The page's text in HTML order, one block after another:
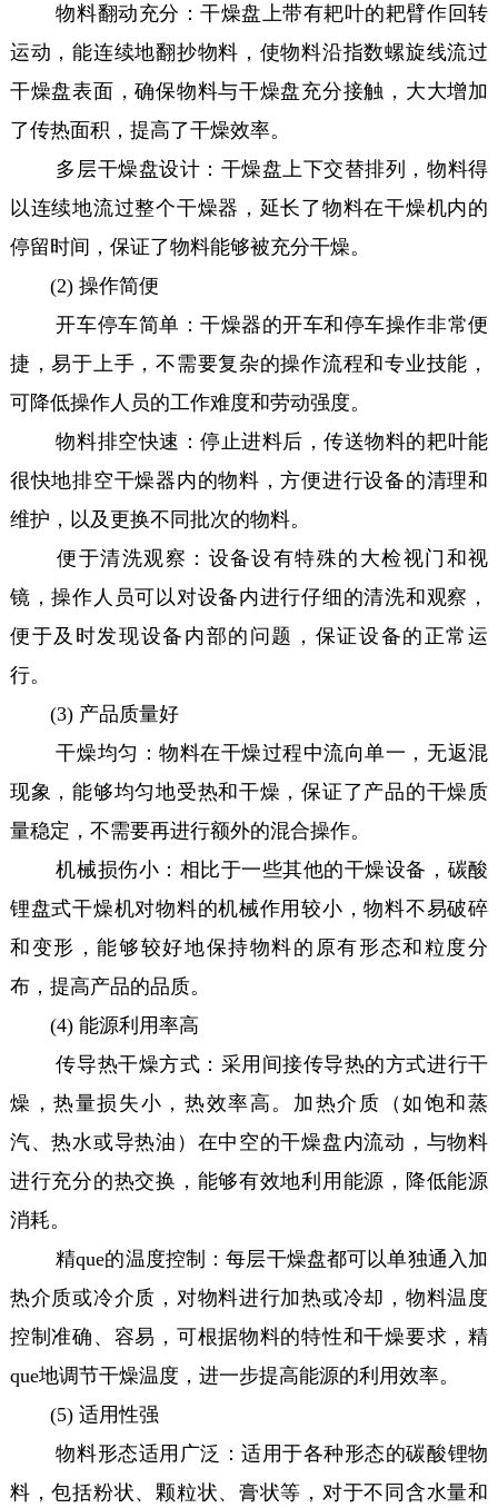
物料翻动充分：干燥盘上带有耙叶的耙臂作回转
运动，能连续地翻抄物料，使物料沿指数螺旋线流过
干燥盘表面，确保物料与干燥盘充分接触，大大增加
了传热面积，提高了干燥效率。
多层干燥盘设计：干燥盘上下交替排列，物料得
以连续地流过整个干燥器，延长了物料在干燥机内的
停留时间，保证了物料能够被充分干燥。
(2) 操作简便
开车停车简单：干燥器的开车和停车操作非常便
捷，易于上手，不需要复杂的操作流程和专业技能，
可降低操作人员的工作难度和劳动强度。
物料排空快速：停止进料后，传送物料的耙叶能
很快地排空干燥器内的物料，方便进行设备的清理和
维护，以及更换不同批次的物料。
便于清洗观察：设备设有特殊的大检视门和视
镜，操作人员可以对设备内进行仔细的清洗和观察，
便于及时发现设备内部的问题，保证设备的正常运
行。
(3) 产品质量好
干燥均匀：物料在干燥过程中流向单一，无返混
现象，能够均匀地受热和干燥，保证了产品的干燥质
量稳定，不需要再进行额外的混合操作。
机械损伤小：相比于一些其他的干燥设备，碳酸
锂盘式干燥机对物料的机械作用较小，物料不易破碎
和变形，能够较好地保持物料的原有形态和粒度分
布，提高产品的品质。
(4) 能源利用率高
传导热干燥方式：采用间接传导热的方式进行干
燥，热量损失小，热效率高。加热介质（如饱和蒸
汽、热水或导热油）在中空的干燥盘内流动，与物料
进行充分的热交换，能够有效地利用能源，降低能源
消耗。
精que的温度控制：每层干燥盘都可以单独通入加
热介质或冷介质，对物料进行加热或冷却，物料温度
控制准确、容易，可根据物料的特性和干燥要求，精
que地调节干燥温度，进一步提高能源的利用效率。
(5) 适用性强
物料形态适用广泛：适用于各种形态的碳酸锂物
料，包括粉状、颗粒状、膏状等，对于不同含水量和